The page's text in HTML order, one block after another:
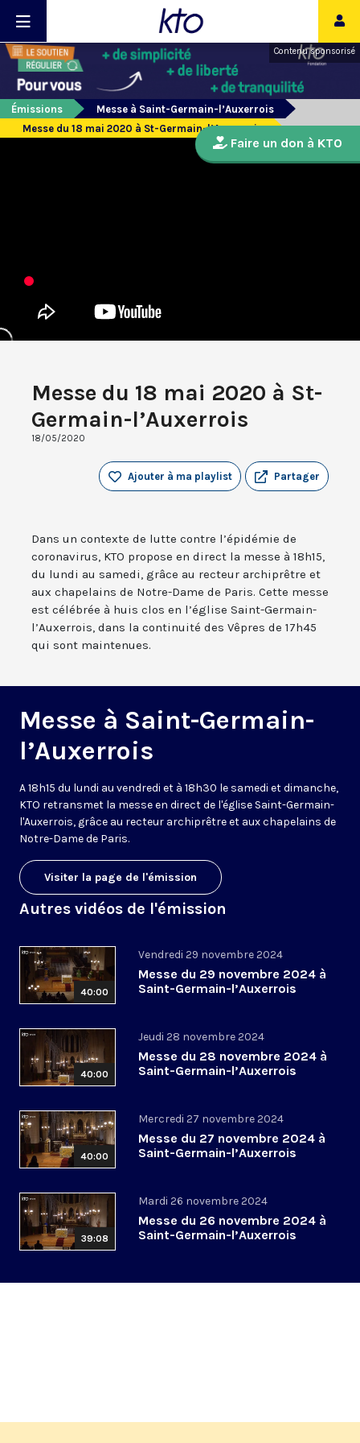
Contenu sponsorisé
Émissions
Messe à Saint-Germain-l’Auxerrois
Messe du 18 mai 2020 à St-Germain-l’Auxerrois
Messe du 18 mai 2020 à St-
Germain-l’Auxerrois
18/05/2020
Partager
Ajouter à ma playlist
Dans un contexte de lutte contre l’épidémie de
coronavirus, KTO propose en direct la messe à 18h15,
du lundi au samedi, grâce au recteur archiprêtre et
aux chapelains de Notre-Dame de Paris. Cette messe
est célébrée à huis clos en l’église Saint-Germain-
l’Auxerrois, dans la continuité des Vêpres de 17h45
qui sont maintenues.
Messe à Saint-Germain-
l’Auxerrois
A 18h15 du lundi au vendredi et à 18h30 le samedi et dimanche,
KTO retransmet la messe en direct de l'église Saint-Germain-
l'Auxerrois, grâce au recteur archiprêtre et aux chapelains de
Notre-Dame de Paris.
Visiter la page de l'émission
Autres vidéos de l'émission
40:00
Vendredi 29 novembre 2024
Messe du 29 novembre 2024 à
Saint-Germain-l’Auxerrois
40:00
Jeudi 28 novembre 2024
Messe du 28 novembre 2024 à
Saint-Germain-l’Auxerrois
40:00
Mercredi 27 novembre 2024
Messe du 27 novembre 2024 à
Saint-Germain-l’Auxerrois
39:08
Mardi 26 novembre 2024
Messe du 26 novembre 2024 à
Saint-Germain-l’Auxerrois
Faire un don à KTO